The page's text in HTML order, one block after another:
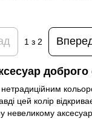
1 з 2
доброго
цей колір
невеликому